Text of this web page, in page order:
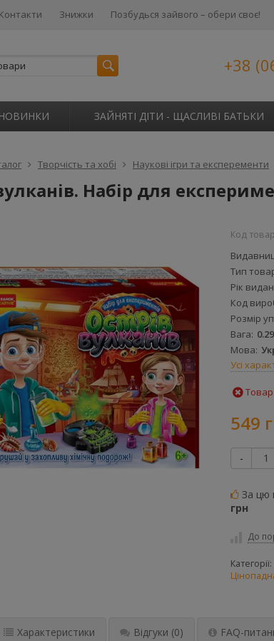
Контакти Знижки Позбудься зайвого – обери своє!
+38
НОВИНКИ ЗАЙНЯТІ ДІТИ - ЩАСЛИВІ БАТЬКИ
Творчість та хобі Наукові ігри та експеременти
Набір для
Код
Тип
Рік
Код
Розмір
Вага
Мова
Усі
549
-
За цю
грн
До
Категорії:
Характеристики Відгуки (0) FAQ-